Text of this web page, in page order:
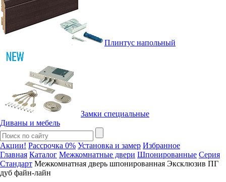
Плинтус напольный
Замки специальные
Диваны и мебель
Акции! Рассрочка 0% Установка и замер Избранное
Главная Каталог Межкомнатные двери Шпонированные Серия
Стандарт Межкомнатная дверь шпонированная Эксклюзив ПГ
дуб файн-лайн